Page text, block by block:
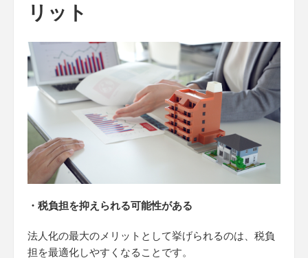
リット
・税負担を抑えられる可能性がある
法人化の最大のメリットとして挙げられるのは、税負
担を最適化しやすくなることです。